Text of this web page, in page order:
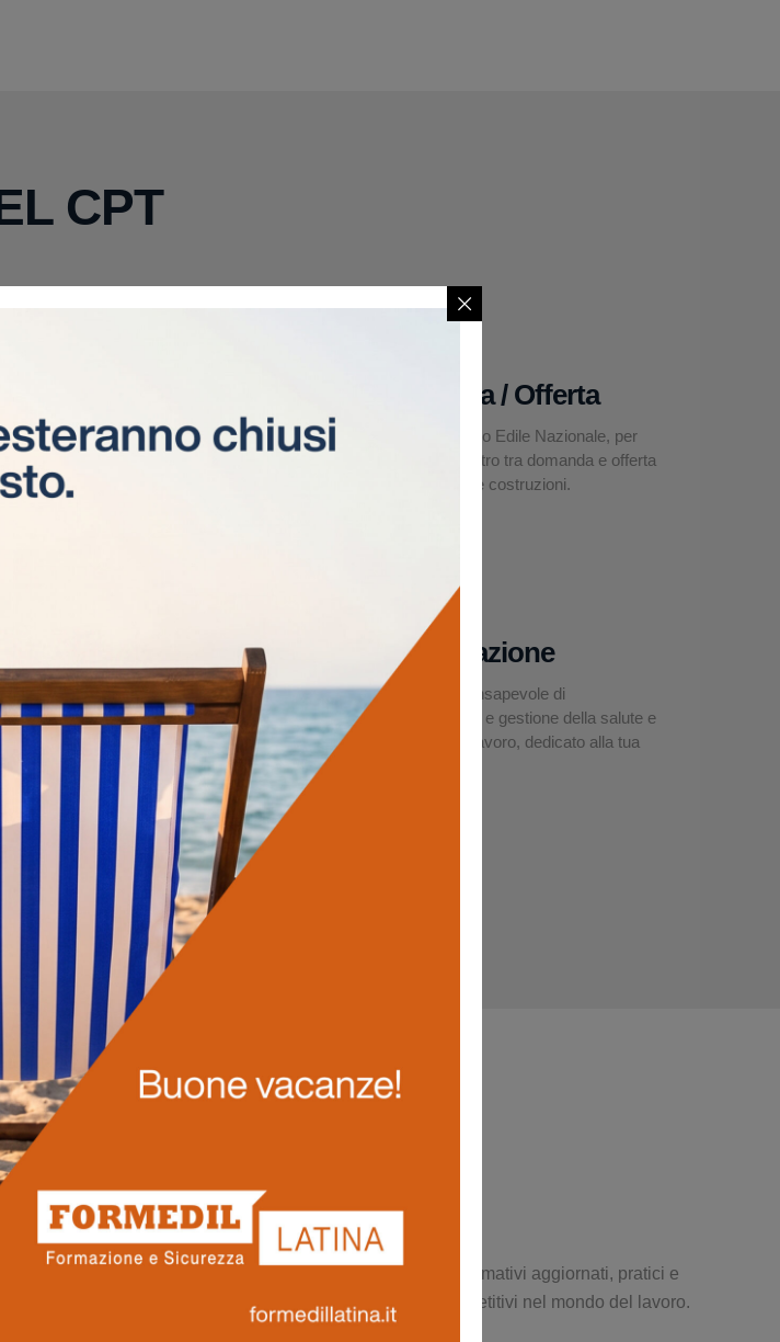
CPT
i 18 e i 29 anni.
Domanda / Offerta
La Borsa Lavoro Edile Nazionale, per
facilitare l’incontro tra domanda e offerta
nel settore delle costruzioni.
e consulenze svolte da
CPT, presso i cantieri delle
Asseverazione
Un modello consapevole di
organizzazione e gestione della salute e
sicurezza sul lavoro, dedicato alla tua
DI PIÙ
corsi
reali esigenze del settore edilizio e produttivo. Percorsi formativi aggiornati, pratici e
le proprie competenze, operare in sicurezza e restare competitivi nel mondo del lavoro.